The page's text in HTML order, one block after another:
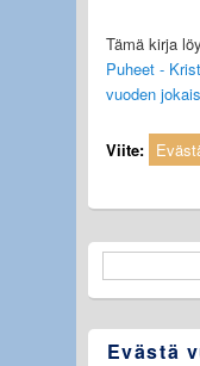
Tämä kirja
Puheet -
vuoden
Viite:
Evästä